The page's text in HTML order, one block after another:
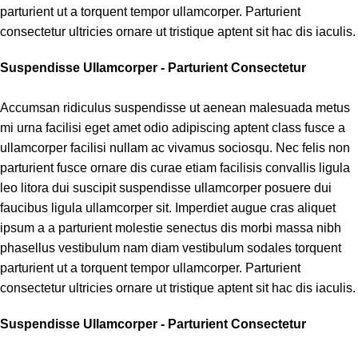
parturient ut a torquent tempor ullamcorper. Parturient
consectetur ultricies ornare ut tristique aptent sit hac dis iaculis.
Suspendisse Ullamcorper - Parturient Consectetur
Accumsan ridiculus suspendisse ut aenean malesuada metus
mi urna facilisi eget amet odio adipiscing aptent class fusce a
ullamcorper facilisi nullam ac vivamus sociosqu. Nec felis non
parturient fusce ornare dis curae etiam facilisis convallis ligula
leo litora dui suscipit suspendisse ullamcorper posuere dui
faucibus ligula ullamcorper sit. Imperdiet augue cras aliquet
ipsum a a parturient molestie senectus dis morbi massa nibh
phasellus vestibulum nam diam vestibulum sodales torquent
parturient ut a torquent tempor ullamcorper. Parturient
consectetur ultricies ornare ut tristique aptent sit hac dis iaculis.
Suspendisse Ullamcorper - Parturient Consectetur